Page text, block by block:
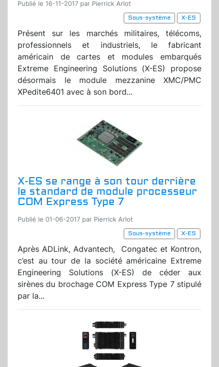
Publié le 16-11-2017 par Pierrick Arlot
Sous-système
X-ES
Présent sur les marchés militaires, télécoms,
professionnels et industriels, le fabricant
américain de cartes et modules embarqués
Extreme Engineering Solutions (X-ES) propose
désormais le module mezzanine XMC/PMC
XPedite6401 avec à son bord...
X-ES se range à son tour derrière
le standard de module processeur
COM Express Type 7
Publié le 01-06-2017 par Pierrick Arlot
Sous-système
X-ES
Après ADLink, Advantech,
Congatec et Kontron,
c’est au tour de la société américaine Extreme
Engineering Solutions (X-ES) de céder aux
sirènes du brochage COM Express Type 7 stipulé
par la...